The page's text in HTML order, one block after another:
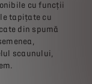
cu funcții
tapițate cu
din spumă
scaunului,